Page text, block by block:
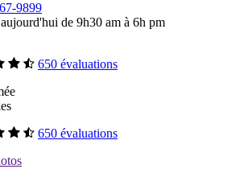
9899
de 9h30 am à 6h pm
650 évaluations
650 évaluations